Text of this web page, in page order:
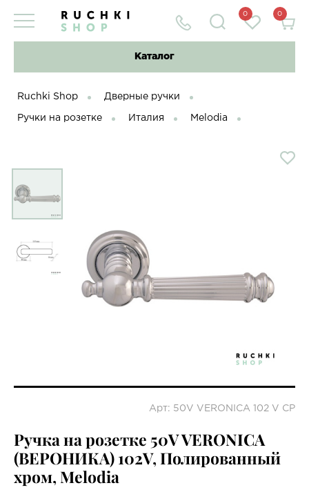
0 0
Каталог
Ruchki Shop Дверные ручки
Ручки на розетке Италия Melodia
Арт: 50V VERONICA 102 V CP
Ручка на розетке 50V VERONICA
(ВЕРОНИКА) 102V, Полированный
хром, Melodia